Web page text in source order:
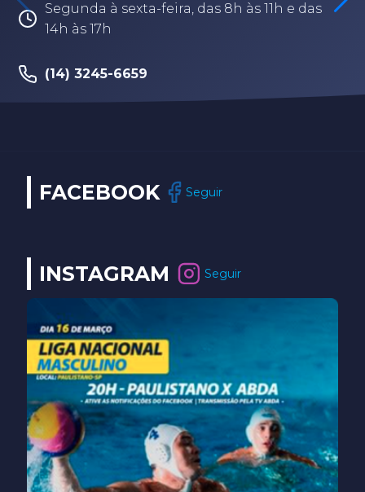
Segunda à sexta-feira, das 8h às 11h e das
14h às 17h
(14) 3245-6659
FACEBOOK Seguir
INSTAGRAM Seguir